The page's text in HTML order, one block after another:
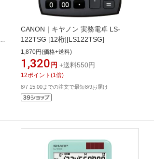
CANON｜キヤノン 実務電卓 LS-
122TSG [12桁][LS122TSG]
1,870円(価格+送料)
1,320 円 +送料550円
12ポイント (1 倍)
8/7 15:00までの注文で最短8/9お届け